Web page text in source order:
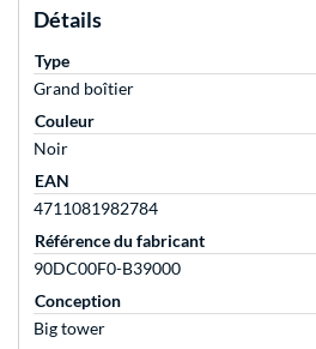
Détails
Type
Grand boîtier
Couleur
Noir
EAN
4711081982784
Référence du fabricant
90DC00F0-B39000
Conception
Big tower